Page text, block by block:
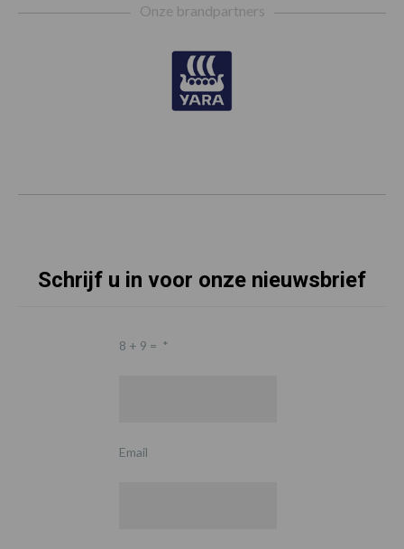
Onze brandpartners
Schrijf u in voor onze nieuwsbrief
8 + 9 = *
Email